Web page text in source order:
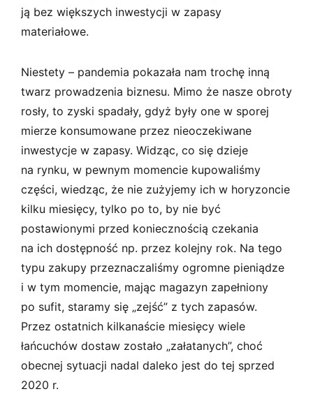
ją bez większych inwestycji w zapasy
materiałowe.
Niestety – pandemia pokazała nam trochę inną
twarz prowadzenia biznesu. Mimo że nasze obroty
rosły, to zyski spadały, gdyż były one w sporej
mierze konsumowane przez nieoczekiwane
inwestycje w zapasy. Widząc, co się dzieje
na rynku, w pewnym momencie kupowaliśmy
części, wiedząc, że nie zużyjemy ich w horyzoncie
kilku miesięcy, tylko po to, by nie być
postawionymi przed koniecznością czekania
na ich dostępność np. przez kolejny rok. Na tego
typu zakupy przeznaczaliśmy ogromne pieniądze
i w tym momencie, mając magazyn zapełniony
po sufit, staramy się „zejść” z tych zapasów.
Przez ostatnich kilkanaście miesięcy wiele
łańcuchów dostaw zostało „załatanych”, choć
obecnej sytuacji nadal daleko jest do tej sprzed
2020 r.